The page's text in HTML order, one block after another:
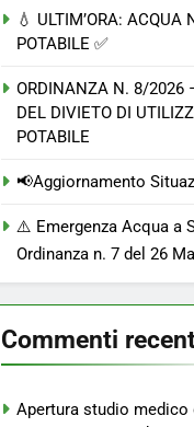
💧 ULTIM’ORA: ACQUA
POTABILE ✅
ORDINANZA N. 8/2026
DEL DIVIETO DI
POTABILE
📢Aggiornamento
⚠️ Emergenza Acqua a
Ordinanza n. 7 del 26
Commenti
Apertura studio medico